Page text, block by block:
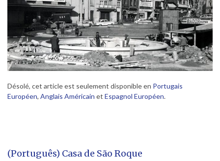
Désolé, cet article est seulement disponible en Portugais
Européen, Anglais Américain et Espagnol Européen.
(Português) Casa de São Roque